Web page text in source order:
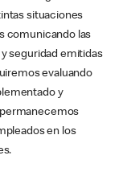
situaciones
comunicando las
seguridad emitidas
evaluando
y
en los